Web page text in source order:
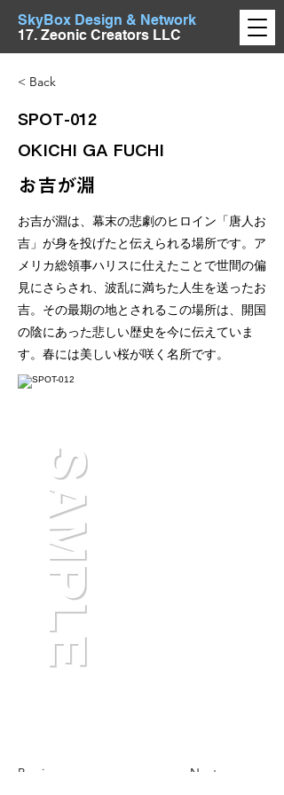
17. Zeonic Creators LLC
SkyBox Design & Network
< Back
SPOT-012
OKICHI GA FUCHI
お吉が淵
お吉が淵は、幕末の悲劇のヒロイン「唐人お
吉」が身を投げたと伝えられる場所です。ア
メリカ総領事ハリスに仕えたことで世間の偏
見にさらされ、波乱に満ちた人生を送ったお
吉。その最期の地とされるこの場所は、開国
の陰にあった悲しい歴史を今に伝えていま
す。春には美しい桜が咲く名所です。
Previous Next